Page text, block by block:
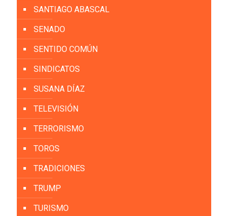
SANTIAGO ABASCAL
SENADO
SENTIDO COMÚN
SINDICATOS
SUSANA DÍAZ
TELEVISIÓN
TERRORISMO
TOROS
TRADICIONES
TRUMP
TURISMO